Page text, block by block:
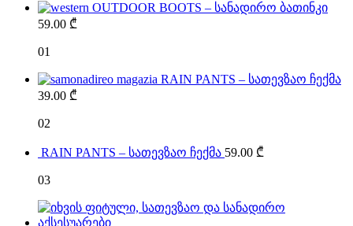
OUTDOOR BOOTS – სანადირო ბათინკი
59.00 ₾
01
RAIN PANTS – სათევზაო ჩექმა
39.00 ₾
02
RAIN PANTS – სათევზაო ჩექმა 59.00 ₾
03